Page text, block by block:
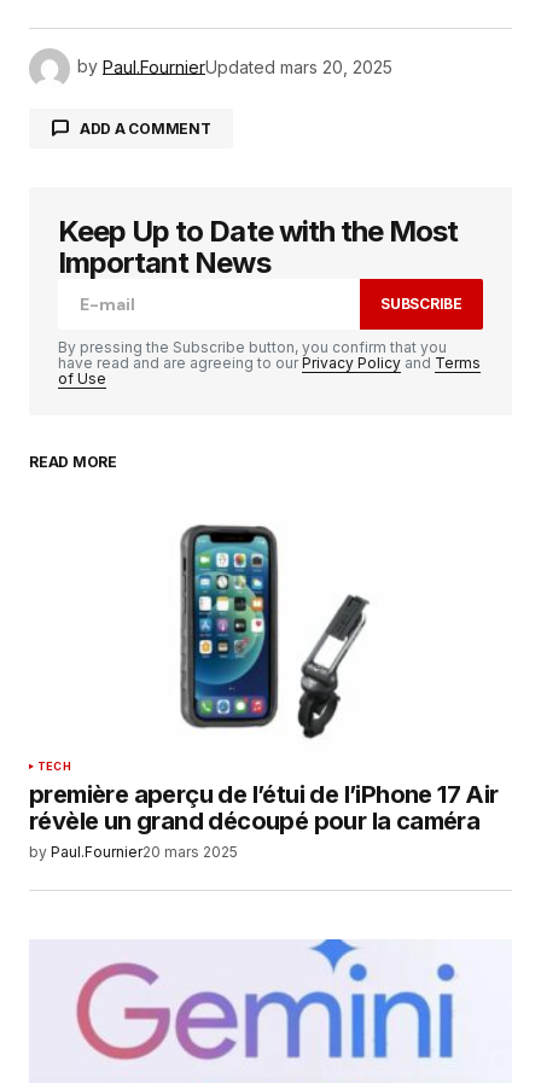
by Paul.FournierUpdated mars 20, 2025
ADD A COMMENT
Votre adresse e-mail ne sera pas publiée. Les
champs obligatoires sont indiqués avec
Your Name
Enregistrer mon nom, mon e-mail et mon
site dans le navigateur pour mon prochain
commentaire.
SUBMIT COMMENT
Keep Up to Date with the Most
Important News
SUBSCRIBE
By pressing the Subscribe button, you confirm that you
have read and are agreeing to ourPrivacy Policy and Terms
of Use
READ MORE
TECH
première aperçu de l’étui de l’iPhone 17 Air
révèle un grand découpé pour la caméra
by Paul.Fournier20 mars 2025